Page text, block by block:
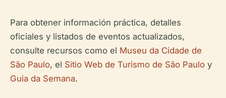
Para obtener información práctica, detalles
oficiales y listados de eventos actualizados,
consulte recursos como el Museu da Cidade de
São Paulo, el Sitio Web de Turismo de São Paulo y
Guia da Semana.